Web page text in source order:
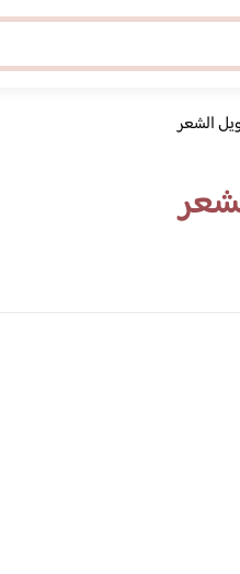
للفتاة العصرية
عن أي موضوع يهمك
الشعر